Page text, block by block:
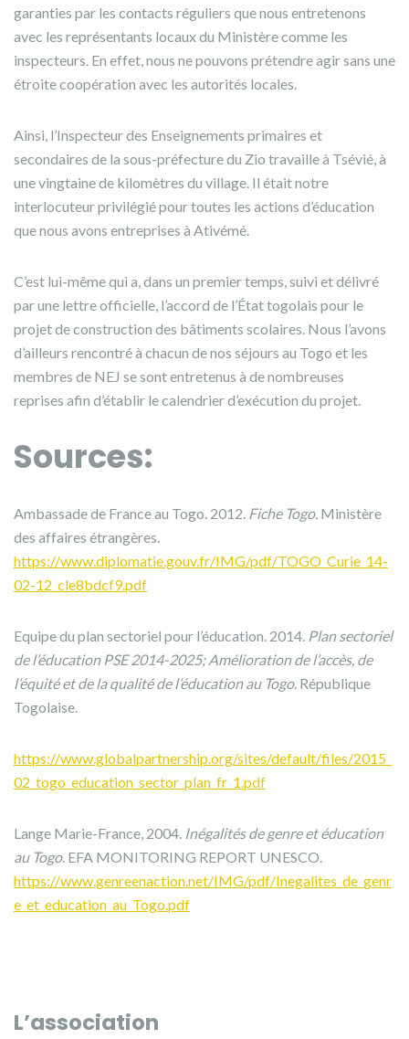
garanties par les contacts réguliers que nous entretenons
avec les représentants locaux du Ministère comme les
inspecteurs. En effet, nous ne pouvons prétendre agir sans une
étroite coopération avec les autorités locales.
Ainsi, l’Inspecteur des Enseignements primaires et
secondaires de la sous-préfecture du Zio travaille à Tsévié, à
une vingtaine de kilomètres du village. Il était notre
interlocuteur privilégié pour toutes les actions d’éducation
que nous avons entreprises à Ativémé.
C’est lui-même qui a, dans un premier temps, suivi et délivré
par une lettre officielle, l’accord de l’État togolais pour le
projet de construction des bâtiments scolaires. Nous l’avons
d’ailleurs rencontré à chacun de nos séjours au Togo et les
membres de NEJ se sont entretenus à de nombreuses
reprises afin d’établir le calendrier d’exécution du projet.
Sources:
Ambassade de France au Togo. 2012. Fiche Togo. Ministère
des affaires étrangères.
https://www.diplomatie.gouv.fr/IMG/pdf/TOGO_Curie_14-
02-12_cle8bdcf9.pdf
Equipe du plan sectoriel pour l’éducation. 2014. Plan sectoriel
de l’éducation PSE 2014-2025; Amélioration de l’accès, de
l’équité et de la qualité de l’éducation au Togo. République
Togolaise.
https://www.globalpartnership.org/sites/default/files/2015_
02_togo_education_sector_plan_fr_1.pdf
Lange Marie-France, 2004. Inégalités de genre et éducation
au Togo. EFA MONITORING REPORT UNESCO.
https://www.genreenaction.net/IMG/pdf/Inegalites_de_genr
e_et_education_au_Togo.pdf
L’association